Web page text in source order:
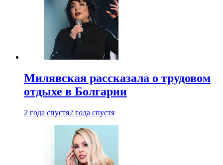
Милявская рассказала о трудовом
отдыхе в Болгарии
2 года спустя2 года спустя